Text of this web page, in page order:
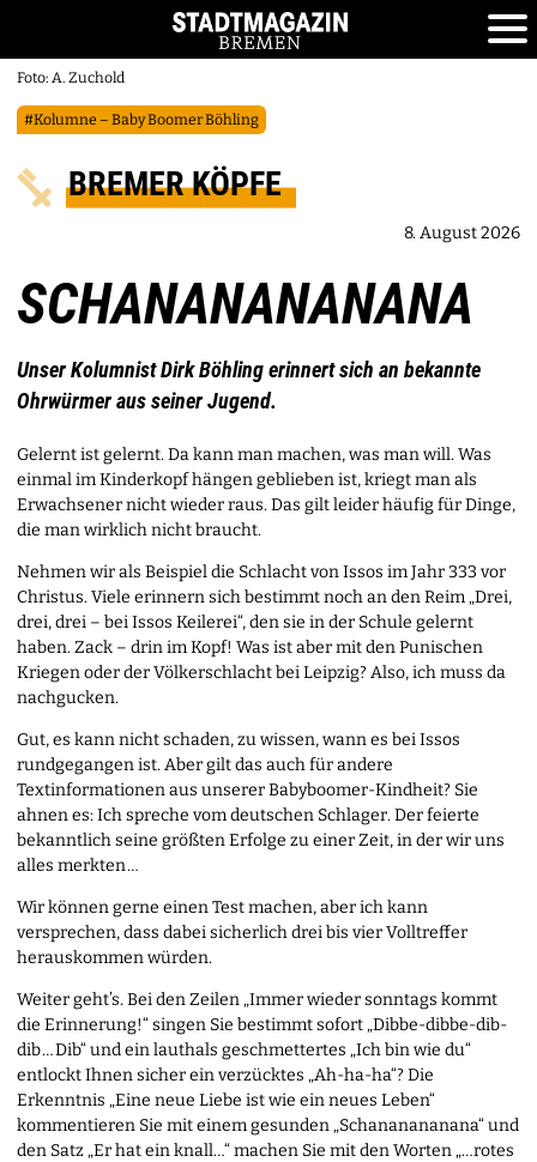
Foto: A. Zuchold
#Kolumne – Baby Boomer Böhling
BREMER KÖPFE
8. August 2026
SCHANANANANANA
Unser Kolumnist Dirk Böhling erinnert sich an bekannte
Ohrwürmer aus seiner Jugend.
Gelernt ist gelernt. Da kann man machen, was man will. Was
einmal im Kinderkopf hängen geblieben ist, kriegt man als
Erwachsener nicht wieder raus. Das gilt leider häufig für Dinge,
die man wirklich nicht braucht.
Nehmen wir als Beispiel die Schlacht von Issos im Jahr 333 vor
Christus. Viele erinnern sich bestimmt noch an den Reim „Drei,
drei, drei – bei Issos Keilerei“, den sie in der Schule gelernt
haben. Zack – drin im Kopf! Was ist aber mit den Punischen
Kriegen oder der Völkerschlacht bei Leipzig? Also, ich muss da
nachgucken.
Gut, es kann nicht schaden, zu wissen, wann es bei Issos
rundgegangen ist. Aber gilt das auch für andere
Textinformationen aus unserer Babyboomer-Kindheit? Sie
ahnen es: Ich spreche vom deutschen Schlager. Der feierte
bekanntlich seine größten Erfolge zu einer Zeit, in der wir uns
alles merkten …
Wir können gerne einen Test machen, aber ich kann
versprechen, dass dabei sicherlich drei bis vier Volltreffer
herauskommen würden.
Weiter geht’s. Bei den Zeilen „Immer wieder sonntags kommt
die Erinnerung!“ singen Sie bestimmt sofort „Dibbe-dibbe-dib-
dib … Dib“ und ein lauthals geschmettertes „Ich bin wie du“
entlockt Ihnen sicher ein verzücktes „Ah-ha-ha“? Die
Erkenntnis „Eine neue Liebe ist wie ein neues Leben“
kommentieren Sie mit einem gesunden „Schananananana“ und
den Satz „Er hat ein knall…“ machen Sie mit den Worten „…rotes